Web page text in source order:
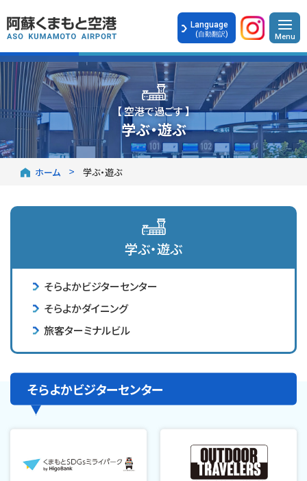
Language
(自動翻訳)
【 空港で過ごす 】
学ぶ・遊ぶ
ホーム 学ぶ・遊ぶ
学ぶ・遊ぶ
そらよかビジターセンター
そらよかダイニング
旅客ターミナルビル
そらよかビジターセンター